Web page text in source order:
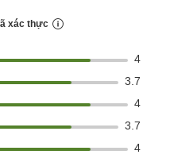
xác thực
4
3.7
4
3.7
4